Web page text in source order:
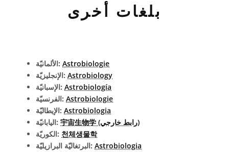
بلغات أخرى
الألمانيّة: Astrobiologie
الإنجليزيّة: Astrobiology
الإسبانيّة: Astrobiología
الفرنسيّة: Astrobiologie
الإيطاليّة: Astrobiologia
اليابانيّة:
宇宙生物学 (رابط خارجي)
الكوريّة: 천체생물학
البرتغاليّة البرازيليّة: Astrobiologia